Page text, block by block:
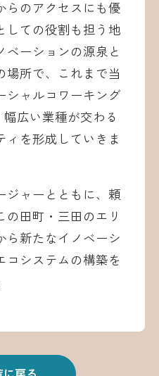
らのアクセスにも優
しての役割も担う地
ベーションの源泉と
場所で、これまで当
シャルコワーキング
広い業種が交わる
ィを形成していきま
ャーとともに、頼
の田町・三田のエリ
ら新たなイノベーシ
コシステムの構築を